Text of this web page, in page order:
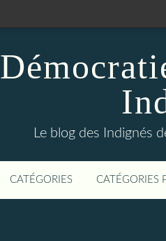
Le blog des Indignés
CATÉGORIES CATÉGORIES